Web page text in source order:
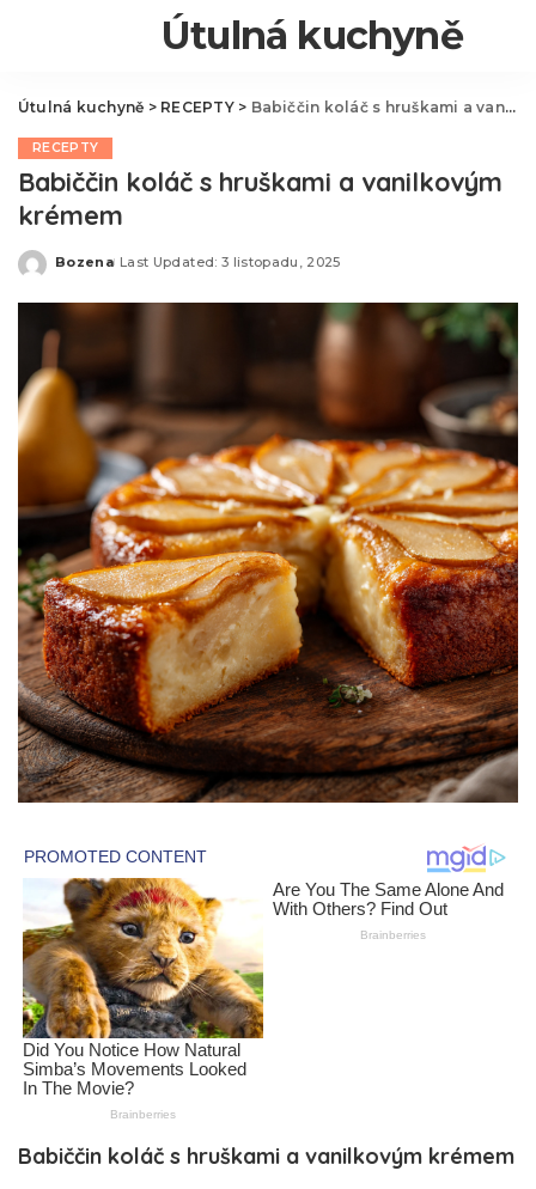
Útulná kuchyně
Útulná kuchyně > RECEPTY> Babiččin koláč s hruškami a vanilkovým krémem
RECEPTY
Babiččin koláč s hruškami a vanilkovým
krémem
Posted
Bozena Last Updated: 3 listopadu, 2025
Babiččin koláč s hruškami a vanilkovým krémem